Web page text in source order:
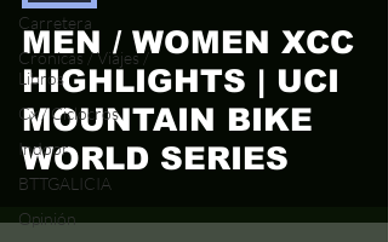
Carretera
Crónicas / Viajes /
Libros
Cx / Ciclocrós
Indoor
BTTGALICIA
Opinión
MEN / WOMEN XCC
HIGHLIGHTS | UCI
MOUNTAIN BIKE
WORLD SERIES